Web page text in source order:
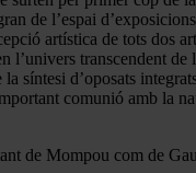
de l’espai
artística de tots dos
l’univers transcendent
síntesi d’oposats
comunió amb la
de Mompou com de